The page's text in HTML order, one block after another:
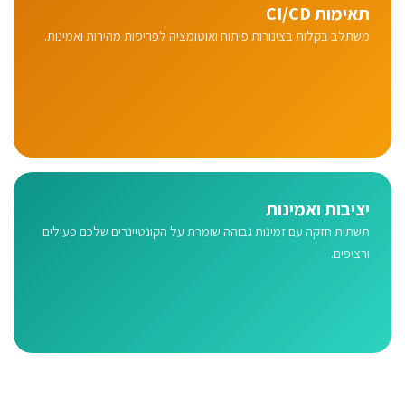
תאימות CI/CD
משתלב בקלות בצינורות פיתוח ואוטומציה לפריסות מהירות ואמינות.
יציבות ואמינות
תשתית חזקה עם זמינות גבוהה שומרת על הקונטיינרים שלכם פעילים
ורציפים.